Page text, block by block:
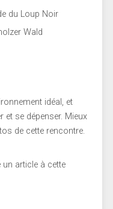
du Loup Noir
Wald
idéal, et
et se dépenser. Mieux
de cette rencontre.
un article à cette